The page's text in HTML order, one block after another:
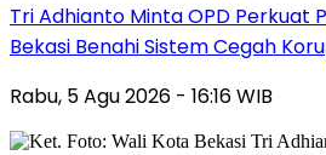
Tri Adhianto Minta OPD Perkuat
Bekasi Benahi Sistem Cegah
Rabu, 5 Agu 2026 - 16:16 WIB